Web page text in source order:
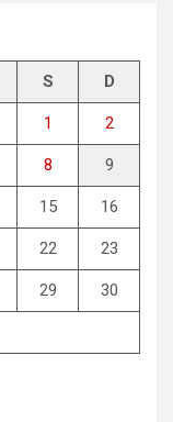
S D
1 2
8 9
15 16
22 23
29 30